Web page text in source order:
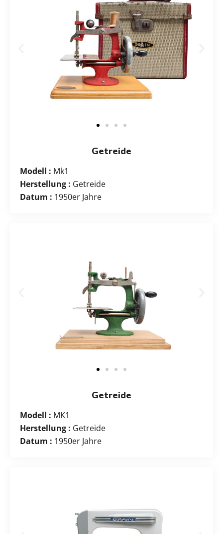
Getreide
Modell : Mk1
Herstellung : Getreide
Datum : 1950er Jahre
Getreide
Modell : MK1
Herstellung : Getreide
Datum : 1950er Jahre